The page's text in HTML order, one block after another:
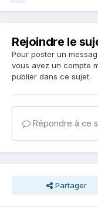
Rejoindre le
Pour poster un
vous avez un compte
publier dans ce sujet.
Répondre à ce
Partager